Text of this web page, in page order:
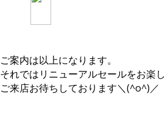
ご案内は以上になります。
それではリニューアルセールをお楽し
ご来店お待ちしております＼(^o^)／